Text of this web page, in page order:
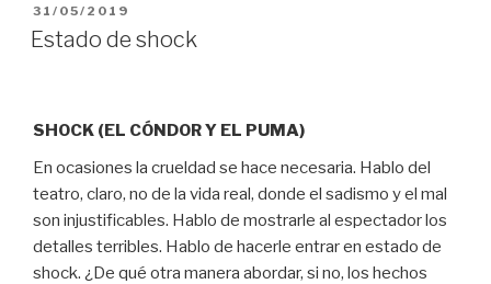
PUBLICADO
EL
31/05/2019
Estado de shock
SHOCK (EL CÓNDOR Y EL PUMA)
En ocasiones la crueldad se hace necesaria. Hablo del
teatro, claro, no de la vida real, donde el sadismo y el mal
son injustificables. Hablo de mostrarle al espectador los
detalles terribles. Hablo de hacerle entrar en estado de
shock. ¿De qué otra manera abordar, si no, los hechos